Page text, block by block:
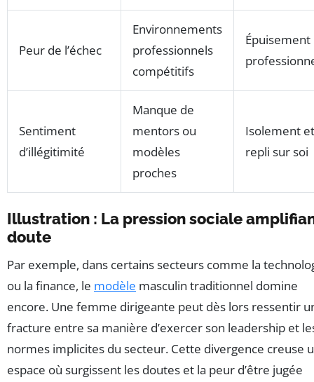
Peur de l’échec
Environnements
professionnels
compétitifs
Épuisement
Sentiment
d’illégitimité
Manque de
mentors ou
modèles
proches
Isolement et
repli sur soi
Illustration : La pression sociale
doute
Par exemple, dans certains secteurs comme la
ou la finance, le modèle masculin traditionnel domine
encore. Une femme dirigeante peut dès lors ressentir
fracture entre sa manière d’exercer son leadership et
normes implicites du secteur. Cette divergence creuse
espace où surgissent les doutes et la peur d’être jugée